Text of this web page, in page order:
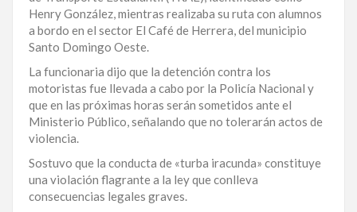
DOMINGO
SANTIAGO
SAN
JUAN
LA
ALTAGRACIA
PUERTO
PLATA
Henry González, mientras realizaba su ruta con alumnos
a bordo en el sector El Café de Herrera, del municipio
Santo Domingo Oeste.
La funcionaria dijo que la detención contra los
motoristas fue llevada a cabo por la Policía Nacional y
que en las próximas horas serán sometidos ante el
Ministerio Público, señalando que no tolerarán actos de
violencia.
Sostuvo que la conducta de «turba iracunda» constituye
una violación flagrante a la ley que conlleva
consecuencias legales graves.